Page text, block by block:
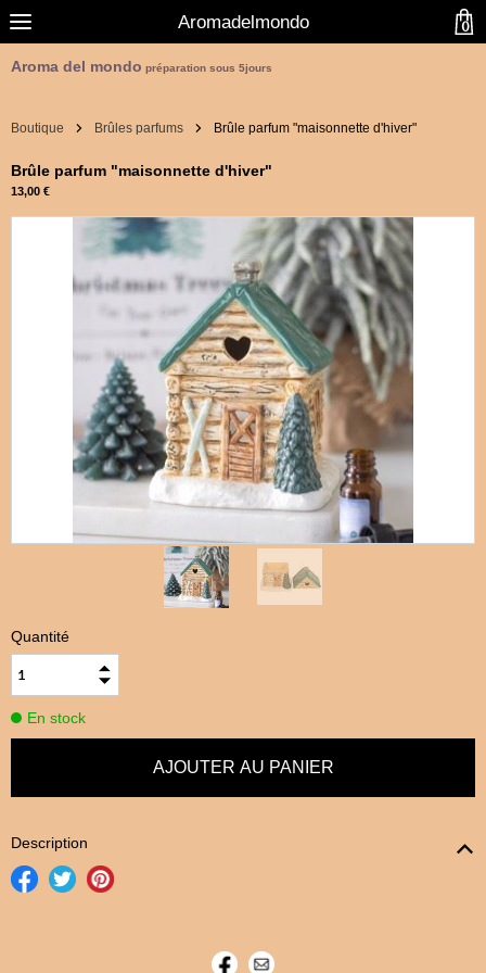
Aromadelmondo
Aroma del mondo préparation sous 5jours
Boutique Brûles parfums Brûle parfum "maisonnette d'hiver"
Brûle parfum "maisonnette d'hiver"
13,00 €
Quantité
En stock
Description
0